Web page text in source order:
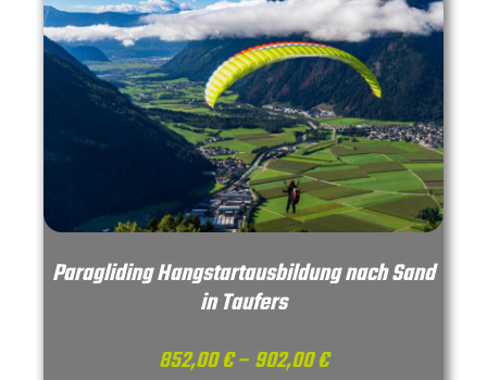
Paragliding Hangstartausbildung nach Sand
in Taufers
852,00€–902,00€